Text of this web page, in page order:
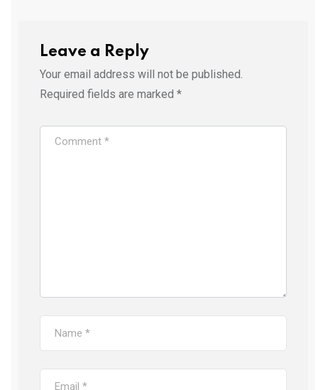
Leave a Reply
Your email address will not be published.
Required fields are marked *